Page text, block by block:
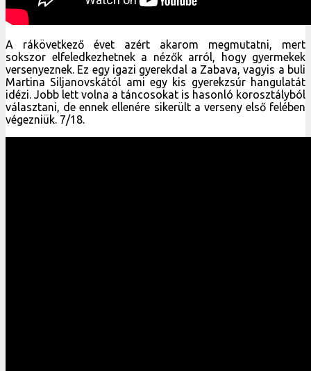
A rákövetkező évet azért akarom megmutatni, mert
sokszor elfeledkezhetnek a nézők arról, hogy gyermekek
versenyeznek. Ez egy igazi gyerekdal a Zabava, vagyis a buli
Martina Siljanovskától ami egy kis gyerekzsúr hangulatát
idézi. Jobb lett volna a táncosokat is hasonló korosztályból
választani, de ennek ellenére sikerült a verseny első felében
végezniük. 7/18.